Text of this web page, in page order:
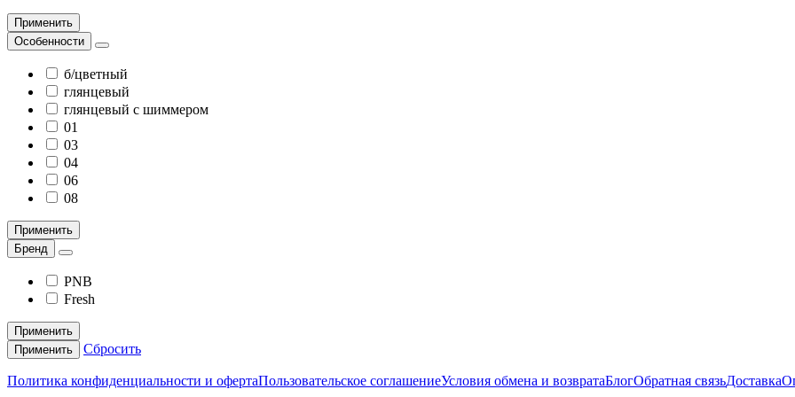
Применить
Особенности
б/цветный
глянцевый
глянцевый с шиммером
01
03
04
06
08
Применить
Бренд
PNB
Fresh
Применить
Применить
Сбросить
Политика конфиденциальности и офертаПользовательское соглашениеУсловия обмена и возвратаБлогОбратная связьДоставка